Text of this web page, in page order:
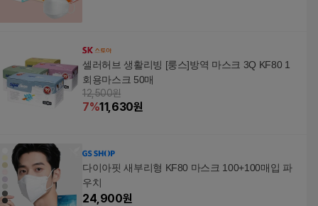
셀러허브 생활리빙 [룽스]방역 마스크 3Q KF80 1
회용마스크 50매
12,500원
7%11,630원
다이아핏 새부리형 KF80 마스크 100+100매입 파
우치
24,900원